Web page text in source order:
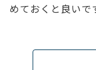
めておくと良いで